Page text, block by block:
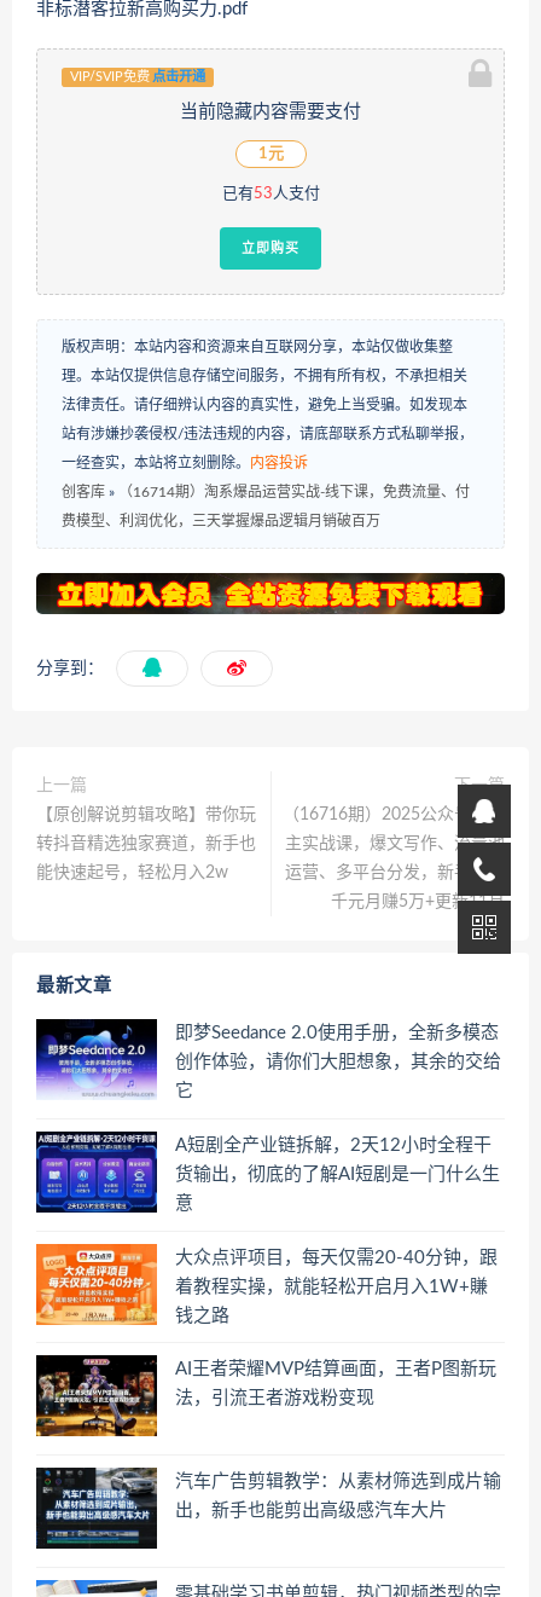
非标潜客拉新高购买力.pdf
VIP/SVIP免费 点击开通
当前隐藏内容需要支付
1元
已有53人支付
立即购买
版权声明：本站内容和资源来自互联网分享，本站仅做收集整
理。本站仅提供信息存储空间服务，不拥有所有权，不承担相关
法律责任。请仔细辨认内容的真实性，避免上当受骗。如发现本
站有涉嫌抄袭侵权/违法违规的内容，请底部联系方式私聊举报，
一经查实，本站将立刻删除。 内容投诉
创客库 »
（16714期）淘系爆品运营实战-线下课，免费流量、付
费模型、利润优化，三天掌握爆品逻辑月销破百万
分享到：
上一篇
【原创解说剪辑攻略】带你玩
转抖音精选独家赛道，新手也
能快速起号，轻松月入2w
下一篇
（16716期）2025公众号流量
主实战课，爆文写作、流量池
运营、多平台分发，新手日入
千元月赚5万+更新11月
最新文章
即梦Seedance 2.0使用手册，全新多模态
创作体验，请你们大胆想象，其余的交给
它
A短剧全产业链拆解，2天12小时全程干
货输出，彻底的了解AI短剧是一门什么生
意
大众点评项目，每天仅需20-40分钟，跟
着教程实操，就能轻松开启月入1W+賺
钱之路
AI王者荣耀MVP结算画面，王者P图新玩
法，引流王者游戏粉变现
汽车广告剪辑教学：从素材筛选到成片输
出，新手也能剪出高级感汽车大片